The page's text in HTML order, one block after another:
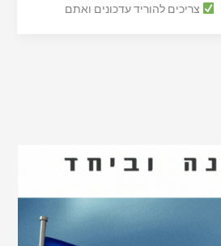
צריכים להוריד עדכונים ואתם